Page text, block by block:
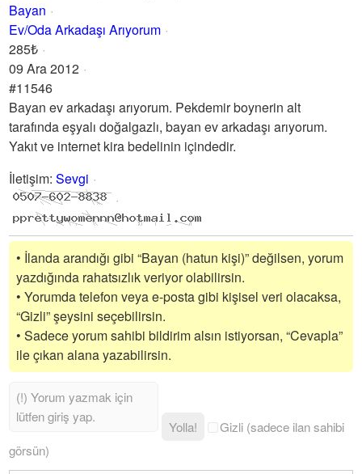
Bayan
Ev/Oda Arkadaşı Arıyorum
285₺
09 Ara 2012
#11546
Bayan ev arkadaşı arıyorum. Pekdemir boynerin alt
tarafında eşyalı doğalgazlı, bayan ev arkadaşı arıyorum.
Yakıt ve internet kira bedelinin içindedir.
İletişim:Sevgi
• İlanda arandığı gibi “Bayan (hatun kişi)” değilsen, yorum
yazdığında rahatsızlık veriyor olabilirsin.
• Yorumda telefon veya e-posta gibi kişisel veri olacaksa,
“Gizli” şeysini seçebilirsin.
• Sadece yorum sahibi bildirim alsın istiyorsan, “Cevapla”
ile çıkan alana yazabilirsin.
Yolla!
Gizli (sadece ilan sahibi
görsün)